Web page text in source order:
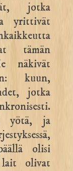
jotka
yrittivät
tämän
näkivät
kuun,
jotka
yötä, ja
olisi
lait olivat